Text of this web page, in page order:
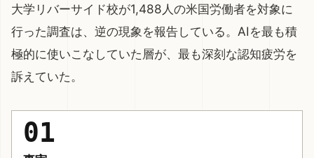
大学リバーサイド校が1,488人の米国労働者を対象に
行った調査は、逆の現象を報告している。AIを最も積
極的に使いこなしていた層が、最も深刻な認知疲労を
訴えていた。
01